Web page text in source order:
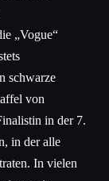
„Vogue“
schwarze
von
in der 7.
in der alle
In vielen